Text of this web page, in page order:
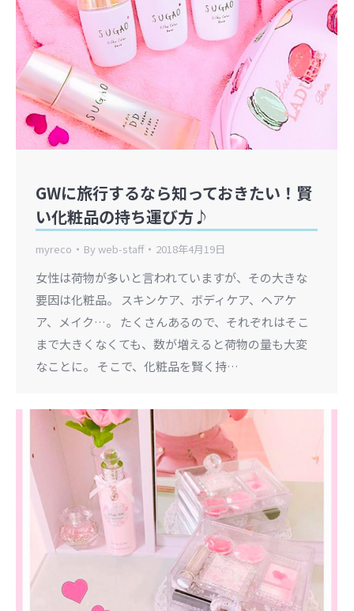
GWに旅行するなら知っておきたい！賢
い化粧品の持ち運び方♪
myreco Byweb-staff 2018年4月19日
女性は荷物が多いと言われていますが、その大きな
要因は化粧品。 スキンケア、ボディケア、ヘアケ
ア、メイク…。 たくさんあるので、それぞれはそこ
まで大きくなくても、数が増えると荷物の量も大変
なことに。 そこで、化粧品を賢く持…